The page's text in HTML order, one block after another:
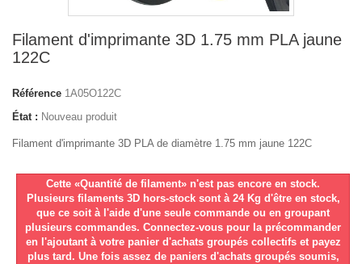
Filament d'imprimante 3D 1.75 mm PLA jaune
122C
Référence 1A05O122C
État : Nouveau produit
Filament d'imprimante 3D PLA de diamètre 1.75 mm jaune 122C
Cette «Quantité de filament» n'est pas encore en stock.
Plusieurs filaments 3D hors-stock sont à 24 Kg d'être en stock,
que ce soit à l'aide d'une seule commande ou en groupant
plusieurs commandes. Connectez-vous pour la précommander
en l'ajoutant à votre panier d'achats groupés collectifs et payez
plus tard. Une fois assez de paniers d'achats groupés soumis,